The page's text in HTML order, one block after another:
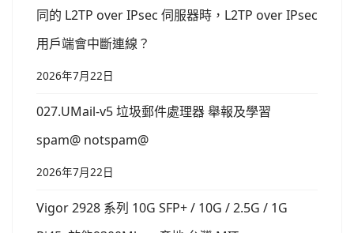
同的 L2TP over IPsec 伺服器時，L2TP over IPsec
用戶端會中斷連線？
2026年7月22日
027.UMail-v5 垃圾郵件處理器 舉報及學習
spam@ notspam@
2026年7月22日
Vigor 2928 系列 10G SFP+ / 10G / 2.5G / 1G